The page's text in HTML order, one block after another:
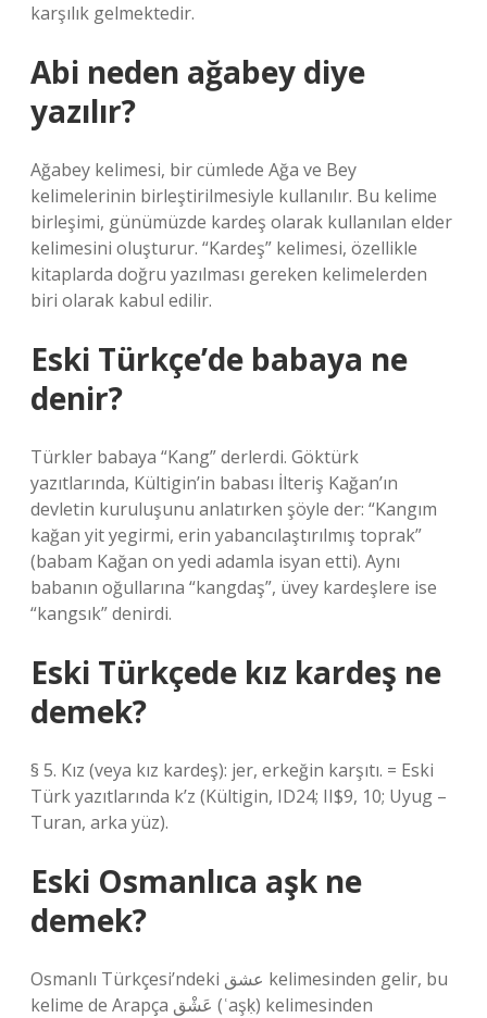
karşılık gelmektedir.
Abi neden ağabey diye
yazılır?
Ağabey kelimesi, bir cümlede Ağa ve Bey
kelimelerinin birleştirilmesiyle kullanılır. Bu kelime
birleşimi, günümüzde kardeş olarak kullanılan elder
kelimesini oluşturur. “Kardeş” kelimesi, özellikle
kitaplarda doğru yazılması gereken kelimelerden
biri olarak kabul edilir.
Eski Türkçe’de babaya ne
denir?
Türkler babaya “Kang” derlerdi. Göktürk
yazıtlarında, Kültigin’in babası İlteriş Kağan’ın
devletin kuruluşunu anlatırken şöyle der: “Kangım
kağan yit yegirmi, erin yabancılaştırılmış toprak”
(babam Kağan on yedi adamla isyan etti). Aynı
babanın oğullarına “kangdaş”, üvey kardeşlere ise
“kangsık” denirdi.
Eski Türkçede kız kardeş ne
demek?
§ 5. Kız (veya kız kardeş): jer, erkeğin karşıtı. = Eski
Türk yazıtlarında k’z (Kültigin, ID24; II$9, 10; Uyug –
Turan, arka yüz).
Eski Osmanlıca aşk ne
demek?
Osmanlı Türkçesi’ndeki عشق‎ kelimesinden gelir, bu
kelime de Arapça عَشْق‎ (ʿaşḳ) kelimesinden